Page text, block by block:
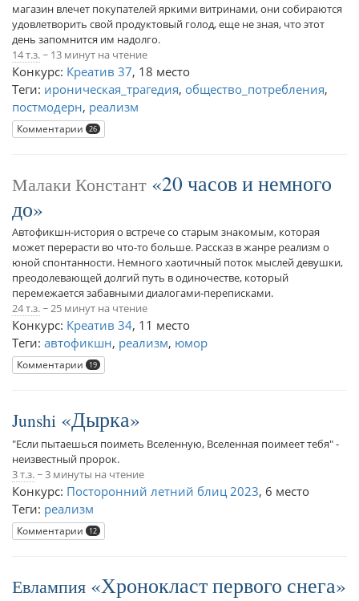
магазин влечет покупателей яркими витринами, они собираются
удовлетворить свой продуктовый голод, еще не зная, что этот
день запомнится им надолго.
14 т.з.~ 13 минут на чтение
Конкурс: Креатив 37, 18 место
Теги: ироническая_трагедия, общество_потребления,
постмодерн, реализм
Комментарии 26
Малаки Констант
20 часов и немного
до
Автофикшн-история о встрече со старым знакомым, которая
может перерасти во что-то больше. Рассказ в жанре реализм о
юной спонтанности. Немного хаотичный поток мыслей девушки,
преодолевающей долгий путь в одиночестве, который
перемежается забавными диалогами-переписками.
24 т.з.~ 25 минут на чтение
Конкурс: Креатив 34, 11 место
Теги: автофикшн, реализм, юмор
Комментарии 19
Junshi Дырка
"Если пытаешься поиметь Вселенную, Вселенная поимеет тебя" -
неизвестный пророк.
3 т.з.~ 3 минуты на чтение
Конкурс: Посторонний летний блиц 2023, 6 место
Теги: реализм
Комментарии 12
Евлампия Хронокласт первого снега